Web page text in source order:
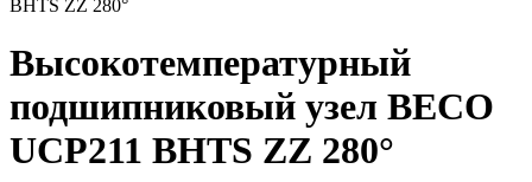
BHTS ZZ 280°
Высокотемпературный
подшипниковый узел BECO
UCP211 BHTS ZZ 280°